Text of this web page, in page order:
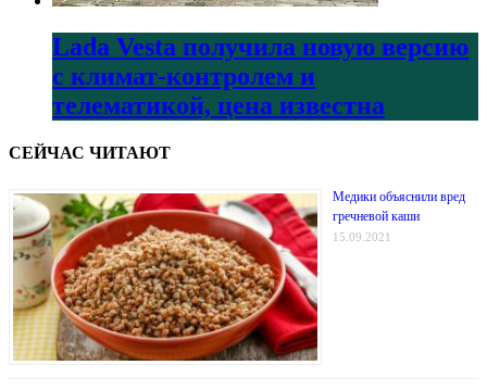
Lada Vesta получила новую версию
с климат-контролем и
телематикой, цена известна
СЕЙЧАС ЧИТАЮТ
Медики объяснили вред
гречневой каши
15.09.2021